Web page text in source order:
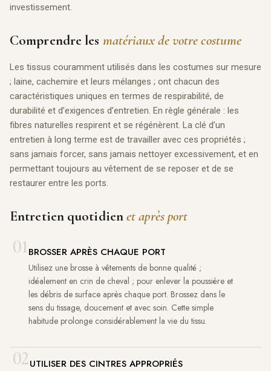
investissement.
Comprendre les matériaux de votre costume
Les tissus couramment utilisés dans les costumes sur mesure
; laine, cachemire et leurs mélanges ; ont chacun des
caractéristiques uniques en termes de respirabilité, de
durabilité et d’exigences d’entretien. En règle générale : les
fibres naturelles respirent et se régénèrent. La clé d’un
entretien à long terme est de travailler avec ces propriétés ;
sans jamais forcer, sans jamais nettoyer excessivement, et en
permettant toujours au vêtement de se reposer et de se
restaurer entre les ports.
Entretien quotidienet après port
01BROSSER APRÈS CHAQUE PORT
Utilisez une brosse à vêtements de bonne qualité ;
idéalement en crin de cheval ; pour enlever la poussière et
les débris de surface après chaque port. Brossez dans le
sens du tissage, doucement et avec soin. Cette simple
habitude prolonge considérablement la vie du tissu.
02UTILISER DES CINTRES APPROPRIÉS